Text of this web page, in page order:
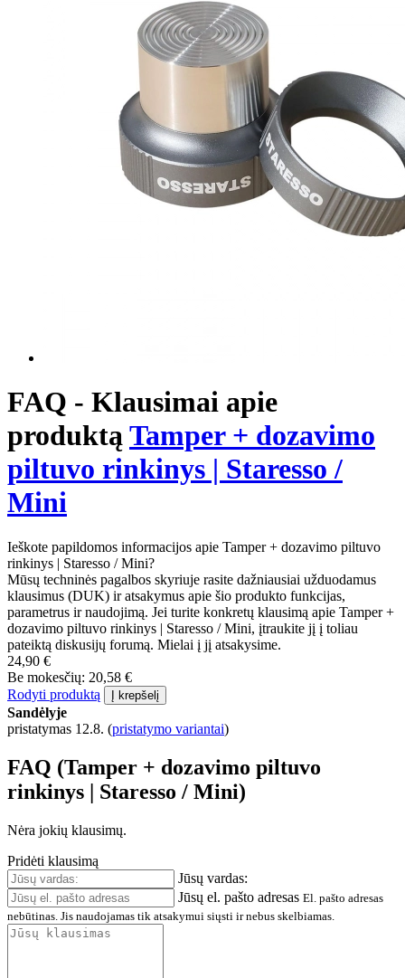
FAQ - Klausimai apie
produktąTamper + dozavimo
piltuvo rinkinys | Staresso /
Mini
Ieškote papildomos informacijos apie Tamper + dozavimo piltuvo
rinkinys | Staresso / Mini?
Mūsų techninės pagalbos skyriuje rasite dažniausiai užduodamus
klausimus (DUK) ir atsakymus apie šio produkto funkcijas,
parametrus ir naudojimą. Jei turite konkretų klausimą apie Tamper +
dozavimo piltuvo rinkinys | Staresso / Mini, įtraukite jį į toliau
pateiktą diskusijų forumą. Mielai į jį atsakysime.
24,90 €
Be mokesčių: 20,58 €
Rodyti produktą
Į krepšelį
Sandėlyje
pristatymas 12.8. (pristatymo variantai)
FAQ (Tamper + dozavimo piltuvo
rinkinys | Staresso / Mini)
Nėra jokių klausimų.
Pridėti klausimą
Jūsų vardas:
Jūsų el. pašto adresas El. pašto adresas
nebūtinas. Jis naudojamas tik atsakymui siųsti ir nebus skelbiamas.